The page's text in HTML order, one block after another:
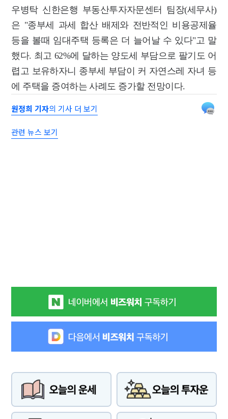
우병탁 신한은행 부동산투자자문센터 팀장(세무사)
은 "종부세 과세 합산 배제와 전반적인 비용공제율
등을 볼때 임대주택 등록은 더 늘어날 수 있다"고 말
했다. 최고 62%에 달하는 양도세 부담으로 팔기도 어
렵고 보유하자니 종부세 부담이 커 자연스레 자녀 등
에 주택을 증여하는 사례도 증가할 전망이다.
원정희 기자의 기사 더 보기
관련 뉴스 보기